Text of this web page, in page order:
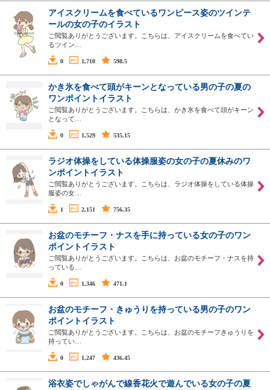
アイスクリームを食べているワンピース姿のツインテ
ールの女の子のイラスト
ご閲覧ありがとうございます。こちらは、アイスクリームを食べてい
るツイン…
0 1,710 598.5
かき氷を食べて頭がキーンとなっている男の子の夏の
ワンポイントイラスト
ご閲覧ありがとうございます。こちらは、かき氷を食べて頭がキーン
となって…
0 1,529 535.15
ラジオ体操をしている体操服姿の女の子の夏休みのワ
ンポイントイラスト
ご閲覧ありがとうございます。こちらは、ラジオ体操をしている体操
服姿の女…
1 2,151 756.35
お盆のモチーフ・ナスを手に持っている女の子のワン
ポイントイラスト
ご閲覧ありがとうございます。こちらは、お盆のモチーフ・ナスを持
っている…
0 1,346 471.1
お盆のモチーフ・きゅうりを持っている男の子のワン
ポイントイラスト
ご閲覧ありがとうございます。こちらは、お盆のモチーフきゅうりを
持ってい…
0 1,247 436.45
浴衣姿でしゃがんで線香花火で遊んでいる女の子の夏